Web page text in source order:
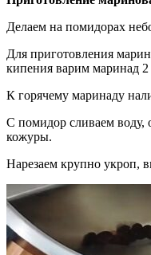
Делаем на помидорах
Для приготовления
кипения варим маринад
К горячему маринаду
С помидор сливаем воду,
кожуры.
Нарезаем крупно укроп,